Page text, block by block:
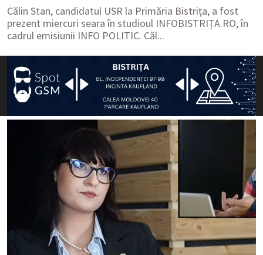
Călin Stan, candidatul USR la Primăria Bistrița, a fost
prezent miercuri seara în studioul INFOBISTRIȚA.RO, în
cadrul emisiunii INFO POLITIC. Căl...